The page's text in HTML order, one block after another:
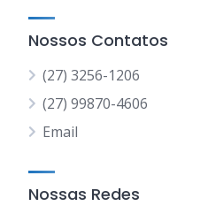
Nossos Contatos
(27) 3256-1206
(27) 99870-4606
Email
Nossas Redes